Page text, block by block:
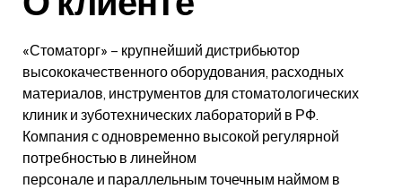
«Стоматорг» – крупнейший дистрибьютор
высококачественного оборудования, расходных
материалов, инструментов для стоматологических
клиник и зуботехнических лабораторий в РФ.
Компания с одновременно высокой регулярной
потребностью в линейном
персонале и параллельным точечным наймом в